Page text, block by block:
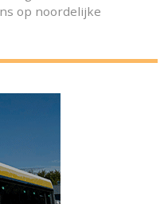
op noordelijke